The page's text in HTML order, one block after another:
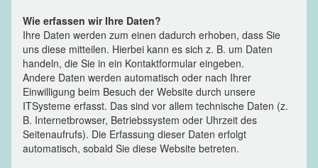
Wie erfassen wir Ihre Daten?
Ihre Daten werden zum einen dadurch erhoben, dass Sie
uns diese mitteilen. Hierbei kann es sich z. B. um Daten
handeln, die Sie in ein Kontaktformular eingeben.
Andere Daten werden automatisch oder nach Ihrer
Einwilligung beim Besuch der Website durch unsere
ITSysteme erfasst. Das sind vor allem technische Daten (z.
B. Internetbrowser, Betriebssystem oder Uhrzeit des
Seitenaufrufs). Die Erfassung dieser Daten erfolgt
automatisch, sobald Sie diese Website betreten.